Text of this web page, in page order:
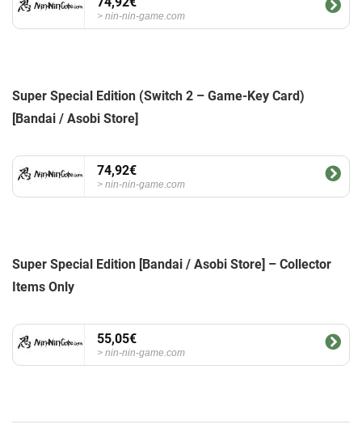
nin-nin-game.com
Super Special Edition (Switch 2 – Game-Key Card)
[Bandai / Asobi Store]
74,92€
nin-nin-game.com
Super Special Edition [Bandai / Asobi Store] – Collector
Items Only
55,05€
nin-nin-game.com